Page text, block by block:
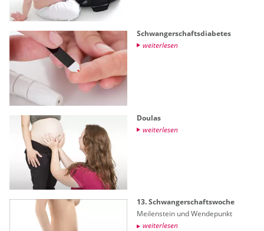
Schwan­ger­schafts­dia­be­tes
wei­ter­le­sen
Dou­las
wei­ter­le­sen
13. Schwan­ger­schafts­wo­che
Mei­len­stein und Wen­de­punkt
wei­ter­le­sen